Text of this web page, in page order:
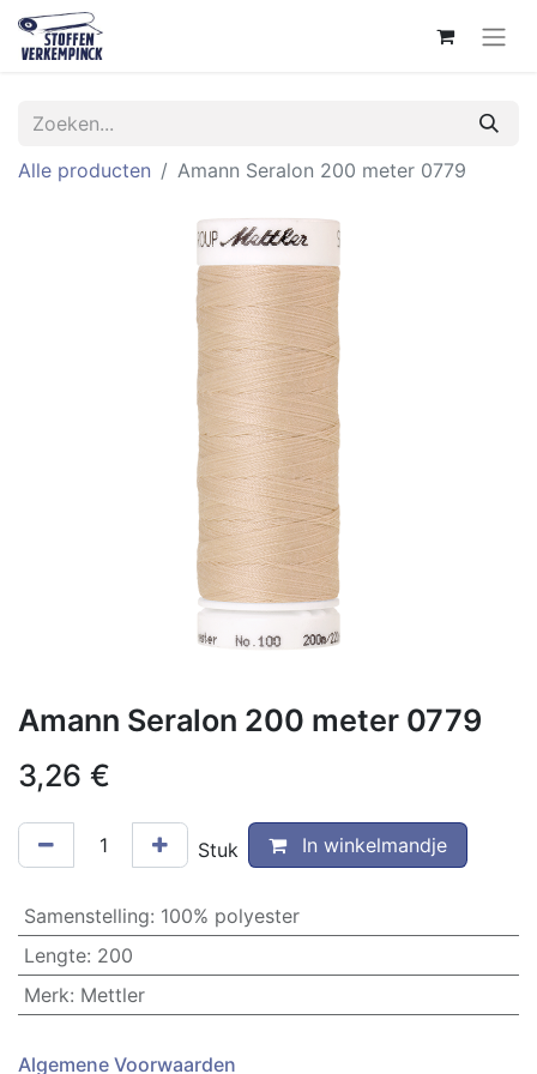
Alle producten Amann Seralon 200 meter 0779
Amann Seralon 200 meter 0779
3,26 €
Stuk In winkelmandje
Samenstelling: 100% polyester
Lengte: 200
Merk: Mettler
Algemene Voorwaarden